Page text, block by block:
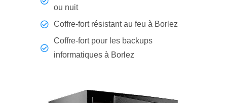
ou nuit
Coffre-fort résistant au feu à Borlez
Coffre-fort pour les backups
informatiques à Borlez